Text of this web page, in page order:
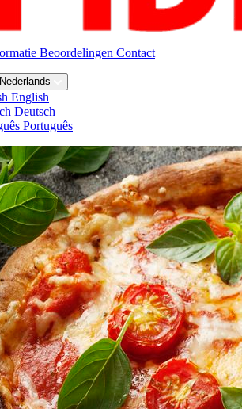
Beoordelingen Contact
Nederlands
English
Deutsch
Português